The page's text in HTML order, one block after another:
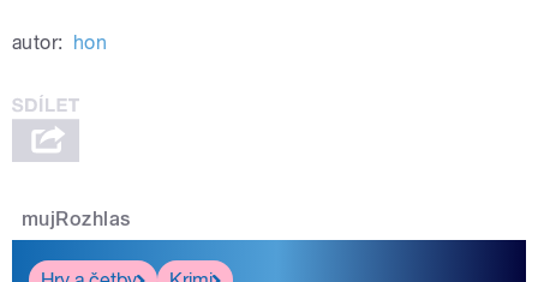
autor: hon
mujRozhlas